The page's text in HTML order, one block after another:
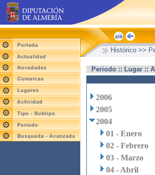
Histórico >>
Periodo :: Lugar ::
2006
2005
2004
01 - Enero
02 - Febrero
03 - Marzo
04 - Abril